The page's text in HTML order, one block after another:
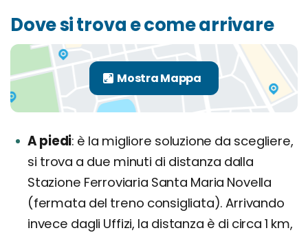
Dove si trova e come arrivare
A piedi è la migliore soluzione da scegliere,
si trova a due minuti di distanza dalla
Stazione Ferroviaria Santa Maria Novella
(fermata del treno consigliata). Arrivando
invece dagli Uffizi, la distanza è di circa 1 km,